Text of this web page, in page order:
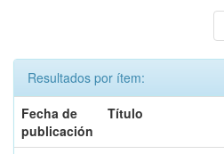
Resultados por ítem:
Fecha de
publicación
Título